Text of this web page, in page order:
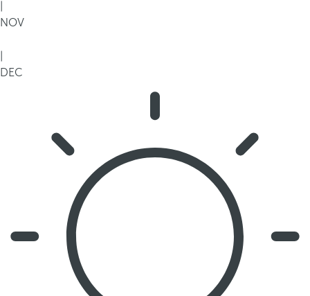
NOV
DEC